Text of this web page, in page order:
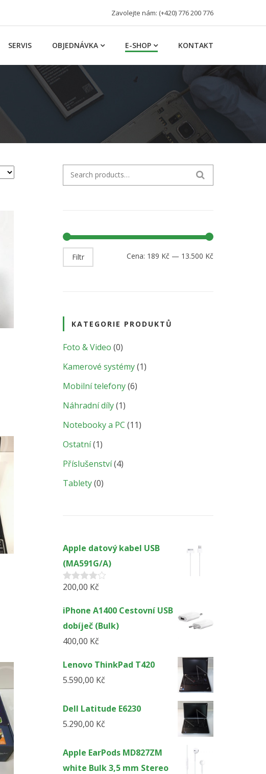
Zavolejte nám: (+420) 776 200 776
SERVIS OBJEDNÁVKA E-SHOP KONTAKT
Search for:
Filtr Cena: 189 Kč — 13.500 Kč
KATEGORIE PRODUKTŮ
Foto & Video (0)
Kamerové systémy(1)
Mobilní telefony(6)
Náhradní díly(1)
Notebooky a PC (11)
Ostatní(1)
Příslušenství(4)
Tablety(0)
Apple datový kabel USB
(MA591G/A)
Hodnocení
200,00 Kč
iPhone A1400 Cestovní USB
dobíječ (Bulk)
400,00 Kč
Lenovo ThinkPad T420
5.590,00 Kč
Dell Latitude E6230
5.290,00 Kč
Apple EarPods MD827ZM
white Bulk 3,5 mm Stereo